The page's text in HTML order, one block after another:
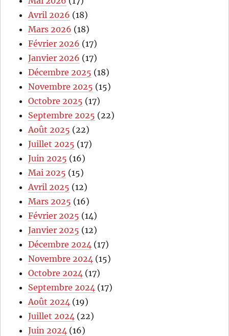
Avril 2026 (18)
Mars 2026 (18)
Février 2026 (17)
Janvier 2026 (17)
Décembre 2025 (18)
Novembre 2025 (15)
Octobre 2025 (17)
Septembre 2025 (22)
Août 2025 (22)
Juillet 2025 (17)
Juin 2025 (16)
Mai 2025 (15)
Avril 2025 (12)
Mars 2025 (16)
Février 2025 (14)
Janvier 2025 (12)
Décembre 2024 (17)
Novembre 2024 (15)
Octobre 2024 (17)
Septembre 2024 (17)
Août 2024 (19)
Juillet 2024 (22)
Juin 2024 (16)